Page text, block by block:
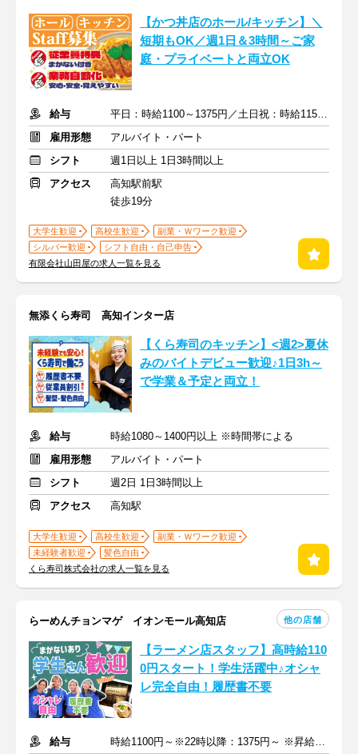
【かつ丼店のホール/キッチン】＼
短期もOK／週1日＆3時間～ご家
庭・プライベートと両立OK
給与
平日：時給1100～1375円／土日祝：時給1150～1438円
雇用形態
アルバイト・パート
シフト
週1日以上 1日3時間以上
アクセス
高知駅前駅
徒歩19分
大学生歓迎 高校生歓迎
副業・Ｗワーク歓迎
シルバー歓迎
シフト自由・自己申告
有限会社山田屋の求人一覧を見る
無添くら寿司 高知インター店
【くら寿司のキッチン】<週2>夏休
みのバイトデビュー歓迎♪1日3h～
で学業＆予定と両立！
給与
時給1080～1400円以上 ※時間帯による
雇用形態
アルバイト・パート
シフト
週2日 1日3時間以上
アクセス
高知駅
大学生歓迎 高校生歓迎
副業・Ｗワーク歓迎
未経験者歓迎
髪色自由
くら寿司株式会社の求人一覧を見る
らーめんチョンマゲ イオンモール高知店 他の店舗
【ラーメン店スタッフ】高時給110
0円スタート！学生活躍中♪オシャ
レ完全自由！履歴書不要
給与 時給1100円～※22時以降：1375円～ ※昇給あり